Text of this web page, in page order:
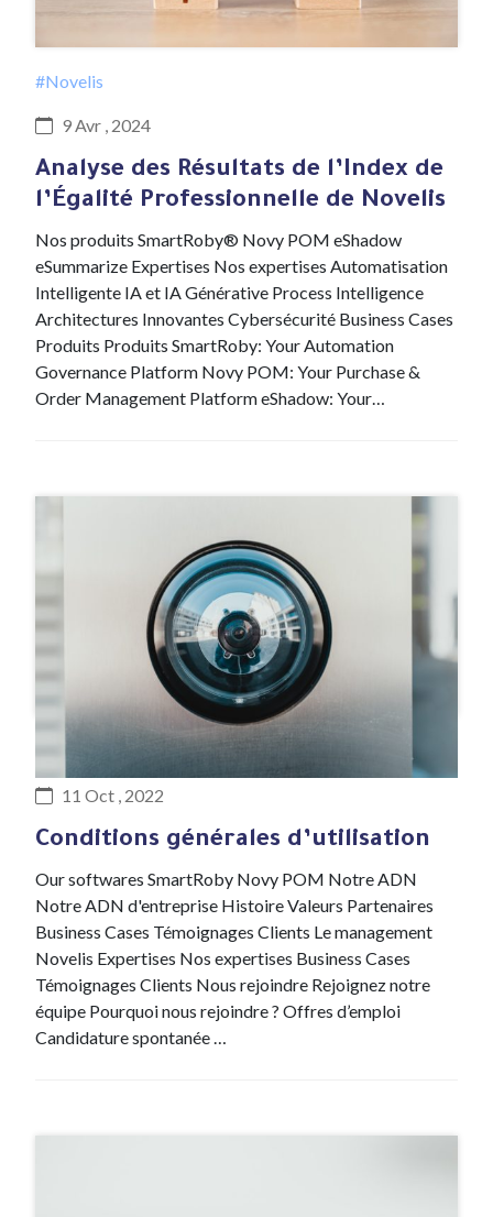
#Novelis
9 Avr , 2024
Analyse des Résultats de l’Index de
l’Égalité Professionnelle de Novelis
Nos produits SmartRoby® Novy POM eShadow
eSummarize Expertises Nos expertises Automatisation
Intelligente IA et IA Générative Process Intelligence
Architectures Innovantes Cybersécurité Business Cases
Produits Produits SmartRoby: Your Automation
Governance Platform Novy POM: Your Purchase &
Order Management Platform eShadow: Your…
11 Oct , 2022
Conditions générales d’utilisation
Our softwares SmartRoby Novy POM Notre ADN
Notre ADN d'entreprise Histoire Valeurs Partenaires
Business Cases Témoignages Clients Le management
Novelis Expertises Nos expertises Business Cases
Témoignages Clients Nous rejoindre Rejoignez notre
équipe Pourquoi nous rejoindre ? Offres d’emploi
Candidature spontanée …